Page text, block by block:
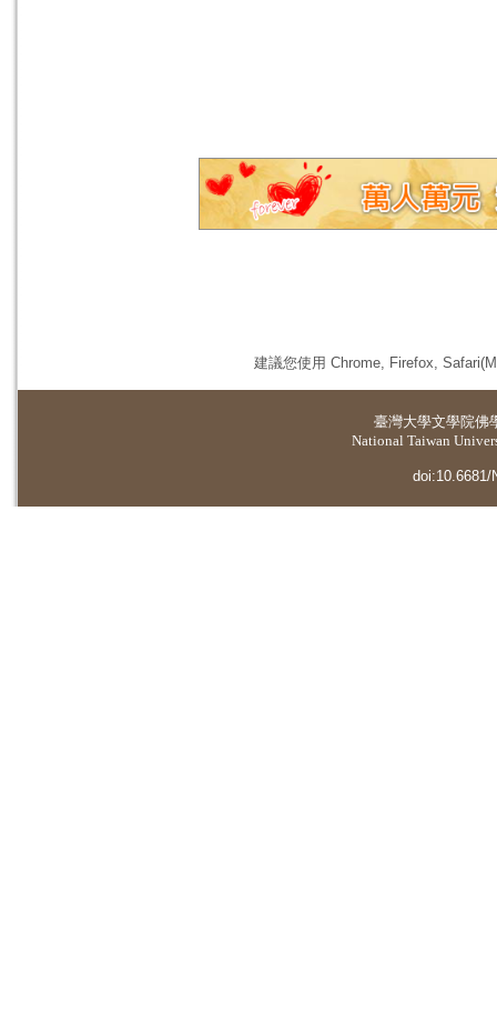
建議您使用 Chrome, Firefox,
臺灣大學文學院佛
National Taiwan
doi:10.6681/